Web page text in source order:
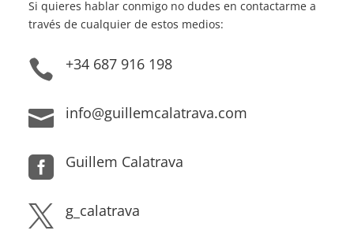
Si quieres hablar conmigo no dudes en contactarme a
través de cualquier de estos medios:
 +34 687 916 198
 info@guillemcalatrava.com
 Guillem Calatrava
 g_calatrava